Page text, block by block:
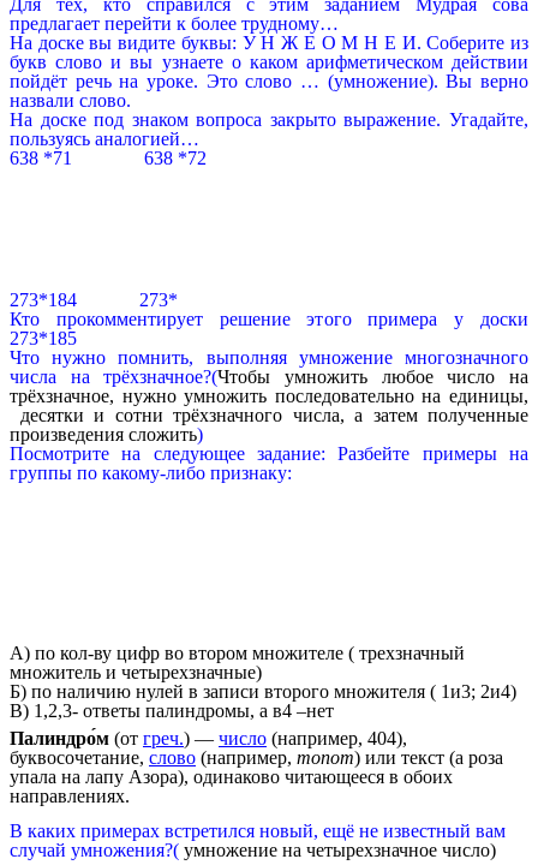
предлагает перейти к более трудному…
На доске вы видите буквы: У Н Ж Е О М Н Е И. Соберите из
букв слово и вы узнаете о каком арифметическом действии
пойдёт речь на уроке. Это слово … (умножение). Вы верно
назвали слово.
На доске под знаком вопроса закрыто выражение. Угадайте,
пользуясь аналогией…
638 *71 638 *72
273*184 273*
Кто прокомментирует решение этого примера у доски
273*185
Что нужно помнить, выполняя умножение многозначного
числа на трёхзначное?(Чтобы умножить любое число на
трёхзначное, нужно умножить последовательно на единицы,
десятки и сотни трёхзначного числа, а затем полученные
произведения сложить)
Посмотрите на следующее задание: Разбейте примеры на
группы по какому-либо признаку:
А) по кол-ву цифр во втором множителе ( трехзначный
множитель и четырехзначные)
Б) по наличию нулей в записи второго множителя ( 1и3; 2и4)
В) 1,2,3- ответы палиндромы, а в4 –нет
Палиндро́м (от греч.) — число (например, 404),
буквосочетание, слово (например, топот) или текст (а роза
упала на лапу Азора), одинаково читающееся в обоих
направлениях.
В каких примерах встретился новый, ещё не известный вам
случай умножения?( умножение на четырехзначное число)